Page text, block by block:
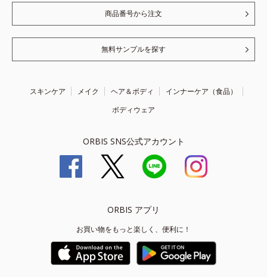
商品番号から注文
無料サンプルを探す
スキンケア メイク ヘア＆ボディ
インナーケア（食品）
ボディウェア
ORBIS SNS公式アカウント
ORBIS アプリ
お買い物をもっと楽しく、便利に！